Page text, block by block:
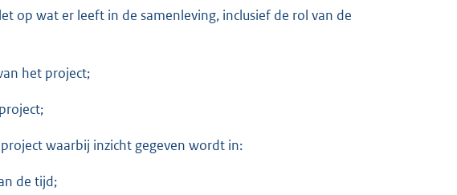
op wat er leeft in de samenleving, inclusief de rol van de
het project;
waarbij inzicht gegeven wordt in:
de tijd;